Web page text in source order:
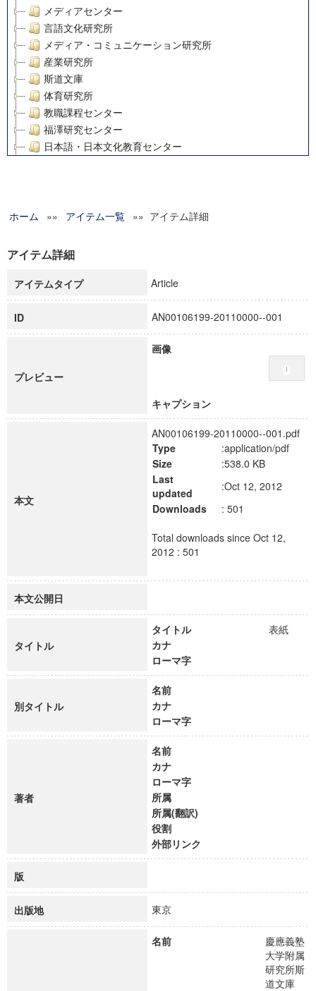
メディアセンター
言語文化研究所
メディア・コミュニケーション研究所
産業研究所
斯道文庫
体育研究所
教職課程センター
福澤研究センター
日本語・日本文化教育センター
グローバルリサーチインスティテュート
科学研究費補助金研究成果報告書
慶應義塾大学グローバルCOEプログラム市民社会ガバナンス
慶應義塾大学グローバルCOEプログラム論理と感性の先端的
博士課程教育リーディングプログラム「超成熟社会発展のサ
学術雑誌掲載論文等(8)
ホーム »» アイテム一覧 »» アイテム詳細
アイテム詳細
アイテムタイプ Article
ID AN00106199-20110000--001
プレビュー
画像
キャプション
本文
AN00106199-20110000--001.pdf
Type
:application/pdf
Size
:538.0 KB
Last
updated
:Oct 12, 2012
Downloads
: 501
Total downloads since Oct 12,
2012 : 501
本文公開日
タイトル
タイトル
表紙
カナ
ローマ字
別タイトル
名前
カナ
ローマ字
著者
名前
カナ
ローマ字
所属
所属(翻訳)
役割
外部リンク
版
出版地 東京
名前
慶應義塾
大学附属
研究所斯
道文庫